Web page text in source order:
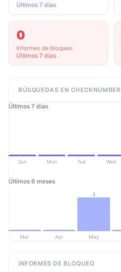
Últimos 7 días
0
Informes de bloqueo
Últimos 7 días
BÚSQUEDAS EN CHECKNUMBER
Últimos 7 días
Sun Mon Tue Wed
Últimos 6 meses
2
Mar Apr May
INFORMES DE BLOQUEO